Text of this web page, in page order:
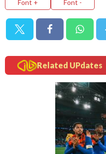
Font + Font -
Related UPdates